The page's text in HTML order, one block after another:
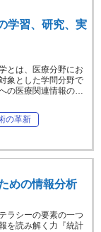
学習、研究、実
とは、医療分野にお
象とした学問分野で
の医療関連情報の…
の革新
めの情報分析
ラシーの要素の一つ
を読み解く力『統計